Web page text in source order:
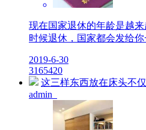
现在国家退休的年龄是越
时候退休，国家都会发给你
2019-6-30
3165420
这三样东西放在床头不
admin